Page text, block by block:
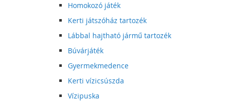
Homokozó játék
Kerti játszóház tartozék
Lábbal hajtható jármű tartozék
Búvárjáték
Gyermekmedence
Kerti vízicsúszda
Vízipuska